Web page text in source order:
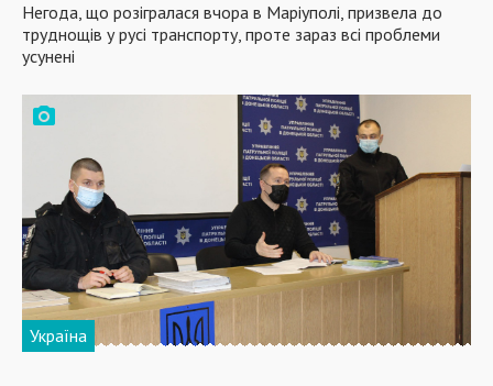
Негода, що розігралася вчора в Маріуполі, призвела до
труднощів у русі транспорту, проте зараз всі проблеми
усунені
Україна